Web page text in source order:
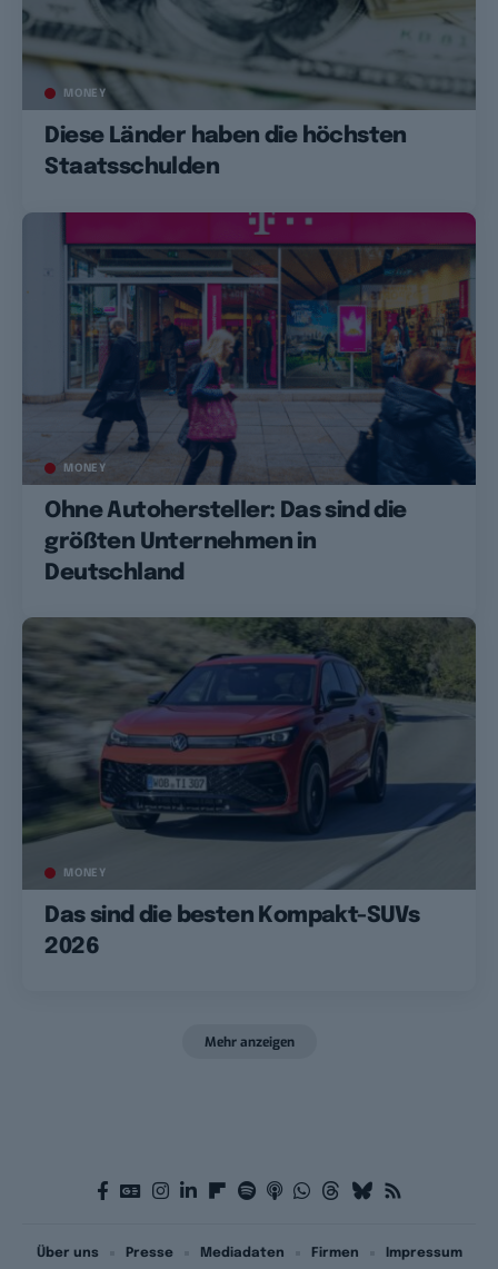
MONEY
Diese Länder haben die höchsten
Staatsschulden
MONEY
Ohne Autohersteller: Das sind die
größten Unternehmen in
Deutschland
MONEY
Das sind die besten Kompakt-SUVs
2026
Mehr anzeigen
Über uns Presse Mediadaten Firmen Impressum